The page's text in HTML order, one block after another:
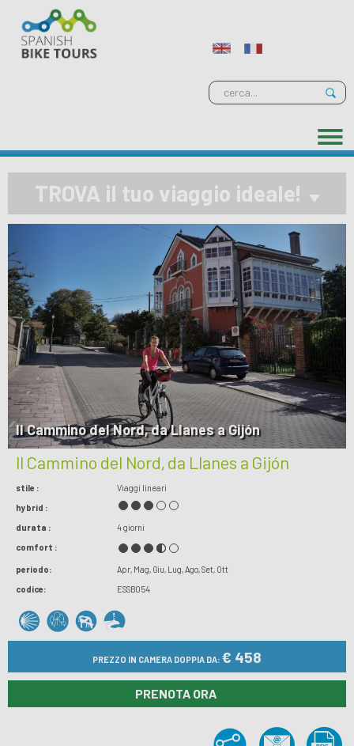
TROVA il tuo viaggio ideale!
Il Cammino del Nord, da Llanes a Gijón
Il Cammino del Nord, da Llanes a Gijón
stile :
Viaggi lineari
hybrid :
durata :
4 giorni
comfort :
periodo: Apr Mag Giu Lug Ago Set Ott
codice:
ESSB054
PREZZO IN CAMERA DOPPIA DA: € 458
PRENOTA ORA